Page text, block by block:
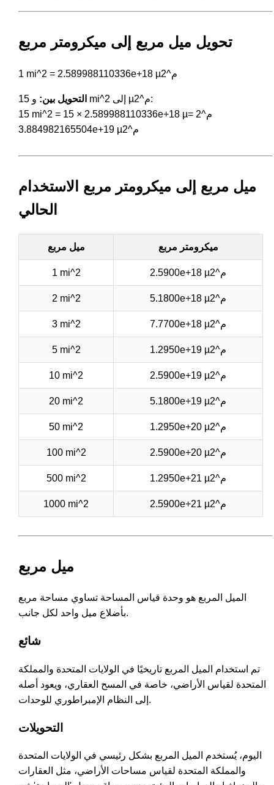
تحويل ميل مربع إلى ميكرومتر مربع
1 mi^2 = 2.589988110336e+18 µم^2
التحويل بين:
و 15 mi^2 إلى µم^2:
15 mi^2 = 15 × 2.589988110336e+18 µم^2 =
3.884982165504e+19 µم^2
ميل مربع إلى ميكرومتر مربع الاستخدام
الحالي
ميل مربع ميكرومتر مربع
1 mi^2 2.5900e+18 µم^2
2 mi^2 5.1800e+18 µم^2
3 mi^2 7.7700e+18 µم^2
5 mi^2 1.2950e+19 µم^2
10 mi^2 2.5900e+19 µم^2
20 mi^2 5.1800e+19 µم^2
50 mi^2 1.2950e+20 µم^2
100 mi^2 2.5900e+20 µم^2
500 mi^2 1.2950e+21 µم^2
1000 mi^2 2.5900e+21 µم^2
ميل مربع
الميل المربع هو وحدة قياس المساحة تساوي مساحة مربع
بأضلاع ميل واحد لكل جانب.
شائع
تم استخدام الميل المربع تاريخيًا في الولايات المتحدة والمملكة
المتحدة لقياس الأراضي، خاصة في المسح العقاري، ويعود أصله
إلى النظام الإمبراطوري للوحدات.
التحويلات
اليوم، يُستخدم الميل المربع بشكل رئيسي في الولايات المتحدة
والمملكة المتحدة لقياس مساحات الأراضي، مثل العقارات